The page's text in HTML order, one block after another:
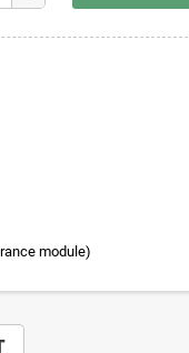
module)